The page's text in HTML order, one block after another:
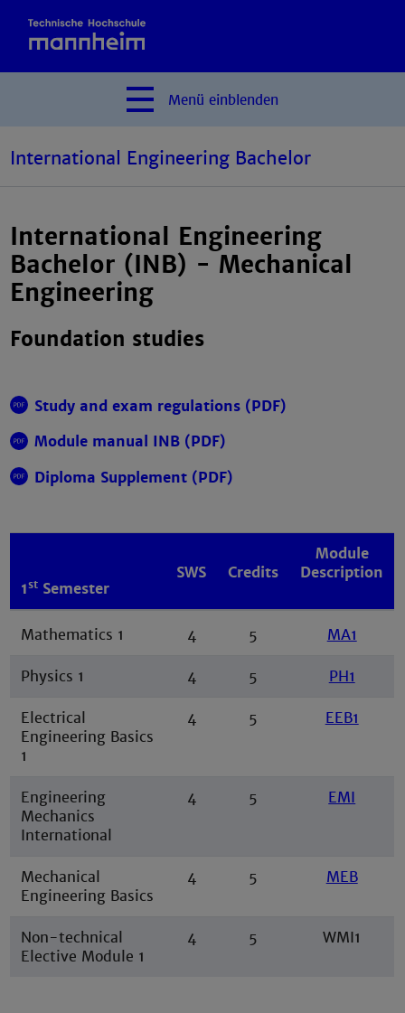
Menü einblenden
International Engineering Bachelor
International Engineering
Bachelor (INB) - Mechanical
Engineering
Foundation studies
Study and exam regulations (PDF)
Module manual INB (PDF)
Diploma Supplement (PDF)
1st Semester
SWS Credits
Module
Description
Mathematics 1 4 5 MA1
Physics 1 4 5 PH1
Electrical
Engineering Basics
1
4 5 EEB1
Engineering
Mechanics
International
4 5 EMI
Mechanical
Engineering Basics
4 5 MEB
Non-technical
Elective Module 1
4 5 WMI1